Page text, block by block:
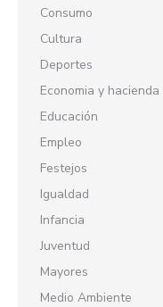
Consumo
Cultura
Deportes
Economia y hacienda
Educación
Empleo
Festejos
Igualdad
Infancia
Juventud
Mayores
Medio Ambiente